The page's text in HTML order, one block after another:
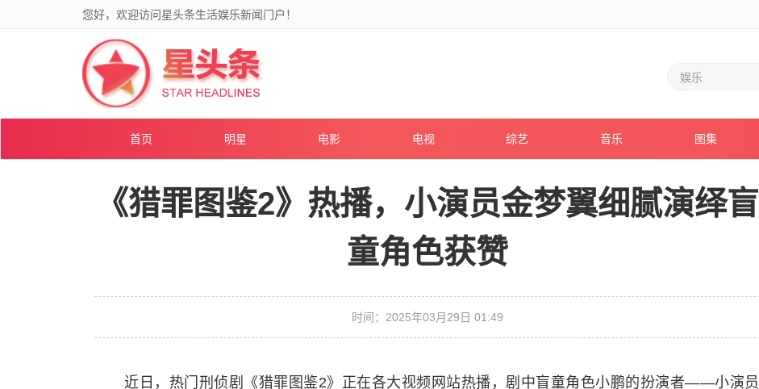
您好，欢迎访问星头条生活娱乐新闻门户！
首页 明星 电影 电视 综艺 音乐 图集
《猎罪图鉴2》热播，小演员金梦翼细腻演绎盲
童角色获赞
时间：2025年03月29日 01:49
近日，热门刑侦剧《猎罪图鉴2》正在各大视频网站热播，剧中盲童角色小鹏的扮演者——小演员